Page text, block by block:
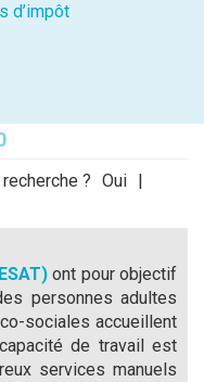
d’impôt
? Oui |
ont pour objectif
personnes adultes
sociales accueillent
de travail est
services manuels